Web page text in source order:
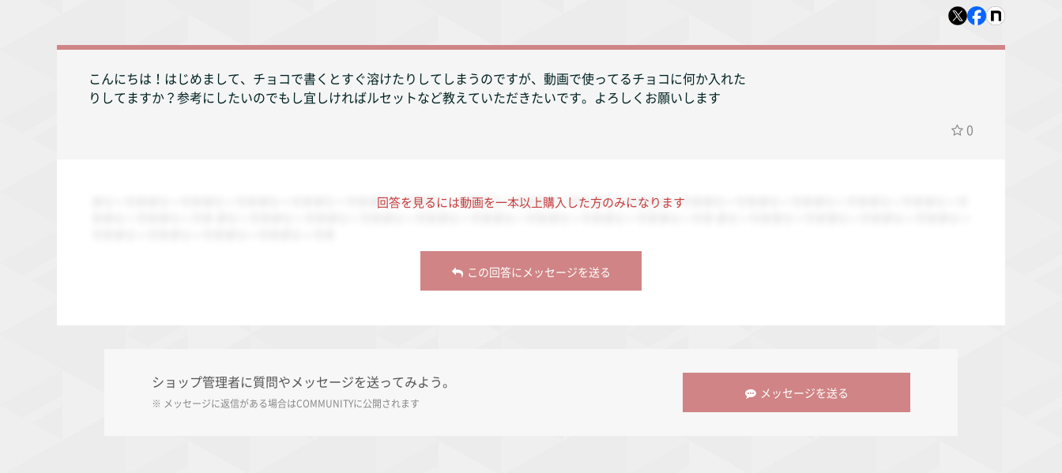
こんにちは！はじめまして、チョコで書くとすぐ溶けたりしてしまうのですが、動画で使ってるチョコに何か入れた
りしてますか？参考にしたいのでもし宜しければルセットなど教えていただきたいです。よろしくお願いします
0
回答を見るには動画を一本以上購入した方のみになります
ダミーですダミーですダミーですダミーですダミーですダミーですダミーですダミーですダミーです ダミーですダミーですダミーですダミーですダミーですダミーですダミーで
この回答にメッセージを送る
ショップ管理者に質問やメッセージを送ってみよう。
※ メッセージに返信がある場合はCOMMUNITYに公開されます
メッセージを送る